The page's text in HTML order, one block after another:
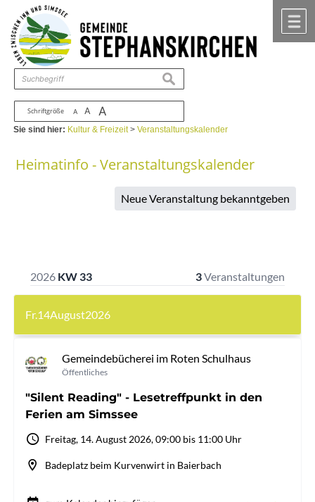
Zum Inhalt ,zur Navigation
Schriftgröße A A A
suchen
Sie sind hier: Kultur & Freizeit>Veranstaltungskalender
Heimatinfo - Veranstaltungskalender